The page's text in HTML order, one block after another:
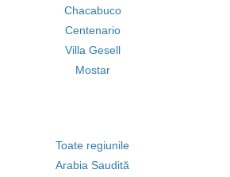
Chacabuco
Centenario
Villa Gesell
Mostar
Toate regiunile
Arabia Saudită